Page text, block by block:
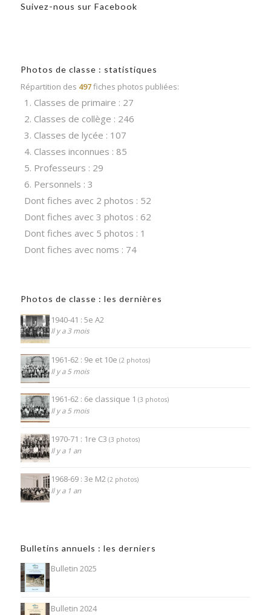
Suivez-nous sur Facebook
Photos de classe : statistiques
Répartition des 497fiches photos publiées:
1. Classes de primaire : 27
2. Classes de collège : 246
3. Classes de lycée : 107
4. Classes inconnues : 85
5. Professeurs : 29
6. Personnels : 3
Dont fiches avec 2 photos : 52
Dont fiches avec 3 photos : 62
Dont fiches avec 5 photos : 1
Dont fiches avec noms : 74
Photos de classe : les dernières
1940-41 : 5e A2
Il y a 3 mois
1961-62 : 9e et 10e (2 photos)
Il y a 5 mois
1961-62 : 6e classique 1 (3 photos)
Il y a 5 mois
1970-71 : 1re C3 (3 photos)
Il y a 1 an
1968-69 : 3e M2 (2 photos)
Il y a 1 an
Bulletins annuels : les derniers
Bulletin 2025
Bulletin 2024